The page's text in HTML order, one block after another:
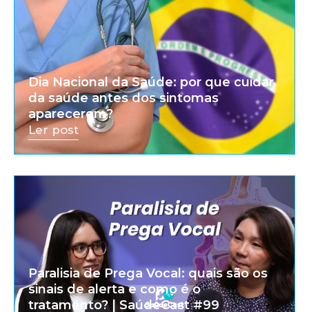
Dia Nacional da Saúde: por que cuidar
da saúde antes dos sintomas
aparecerem?
Ler post
Paralisia de Prega Vocal: quais são os
sinais de alerta e como é o
tratamento? | SaúdeCast #99